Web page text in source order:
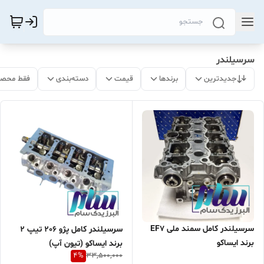
سرسیلندر
جدیدترین برندها قیمت دسته‌بندی فقط
سرسیلندر کامل سمند ملی EF7
برند ایساکو
سرسیلندر کامل پژو 206 تیپ 2
برند ایساکو (تیون آپ)
33,500,000
4%